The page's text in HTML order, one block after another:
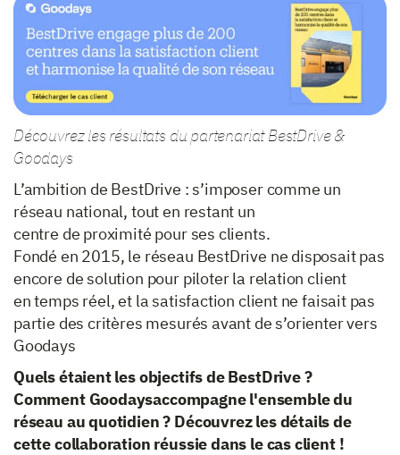
Découvrez les résultats du partenariat BestDrive &
Goodays
L’ambition de BestDrive : s’imposer comme un
réseau national, tout en restant un
centre de proximité pour ses clients.
Fondé en 2015, le réseau BestDrive ne disposait pas
encore de solution pour piloter la relation client
en temps réel, et la satisfaction client ne faisait pas
partie des critères mesurés avant de s’orienter vers
Goodays
Quels étaient les objectifs de BestDrive ?
Comment Goodaysaccompagne l'ensemble du
réseau au quotidien ? Découvrez les détails de
cette collaboration réussie dans le cas client !